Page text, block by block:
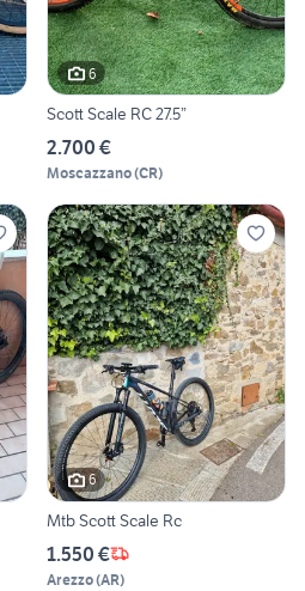
6
Scott Scale RC 27.5”
2.700 €
Moscazzano(CR)
6
Mtb Scott Scale Rc
1.550 €
Arezzo(AR)